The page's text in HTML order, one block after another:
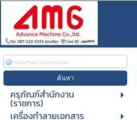
ครุภัณฑ์สำนักงาน
(ราชการ)
เครื่องทำลายเอกสาร